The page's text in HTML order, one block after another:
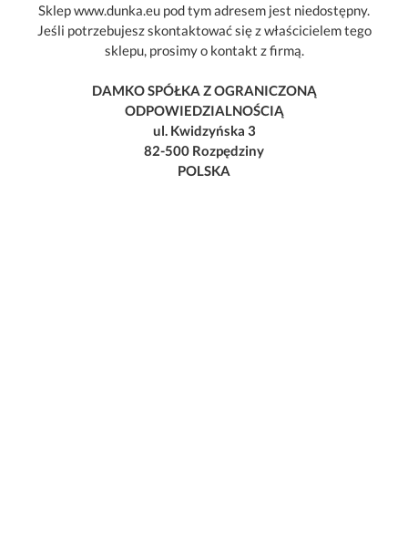
Sklep www.dunka.eu pod tym adresem jest niedostępny.
Jeśli potrzebujesz skontaktować się z właścicielem tego
sklepu, prosimy o kontakt z firmą.
DAMKO SPÓŁKA Z OGRANICZONĄ
ODPOWIEDZIALNOŚCIĄ
ul. Kwidzyńska 3
82-500 Rozpędziny
POLSKA